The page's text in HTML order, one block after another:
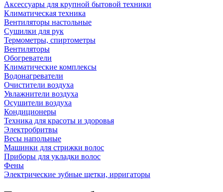
Аксессуары для крупной бытовой техники
Климатическая техника
Вентиляторы настольные
Сушилки для рук
Термометры, спиртометры
Вентиляторы
Обогреватели
Климатические комплексы
Водонагреватели
Очистители воздуха
Увлажнители воздуха
Осушители воздуха
Кондиционеры
Техника для красоты и здоровья
Электробритвы
Весы напольные
Машинки для стрижки волос
Приборы для укладки волос
Фены
Электрические зубные щетки, ирригаторы